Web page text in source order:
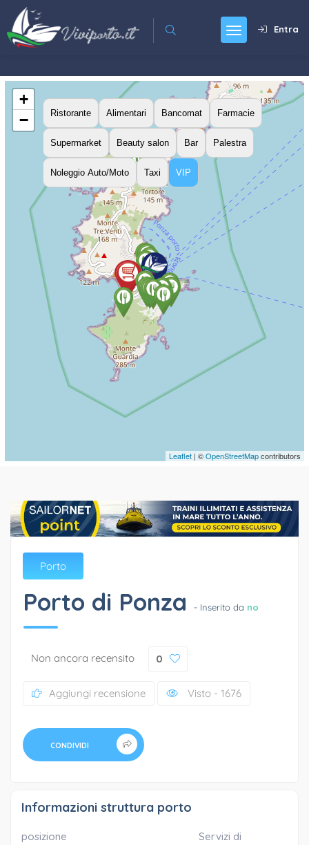
Entra
Ristorante Alimentari Bancomat Farmacie
Supermarket Beauty salon Bar Palestra
Noleggio Auto/Moto Taxi VIP
+
−
Leaflet | ©OpenStreetMapcontributors
Porto
Porto di Ponza - Inserito da no
Non ancora recensito 0
Aggiungi recensione Visto - 1676
CONDIVIDI
Informazioni struttura porto
posizione
Servizi di